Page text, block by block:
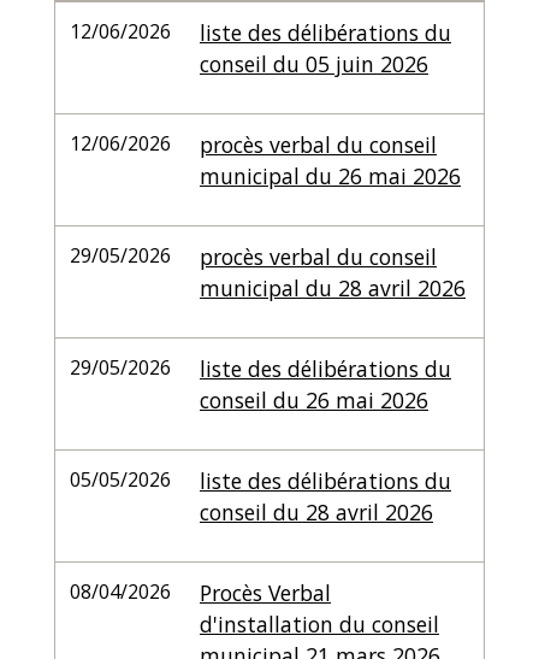
12/06/2026
liste des délibérations du
conseil du 05 juin 2026
12/06/2026
procès verbal du conseil
municipal du 26 mai 2026
29/05/2026
procès verbal du conseil
municipal du 28 avril 2026
29/05/2026
liste des délibérations du
conseil du 26 mai 2026
05/05/2026
liste des délibérations du
conseil du 28 avril 2026
08/04/2026
Procès Verbal
d'installation du conseil